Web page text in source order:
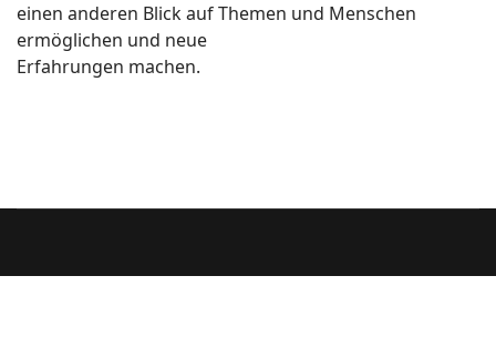
einen anderen Blick auf Themen und Menschen
ermöglichen und neue
Erfahrungen machen.